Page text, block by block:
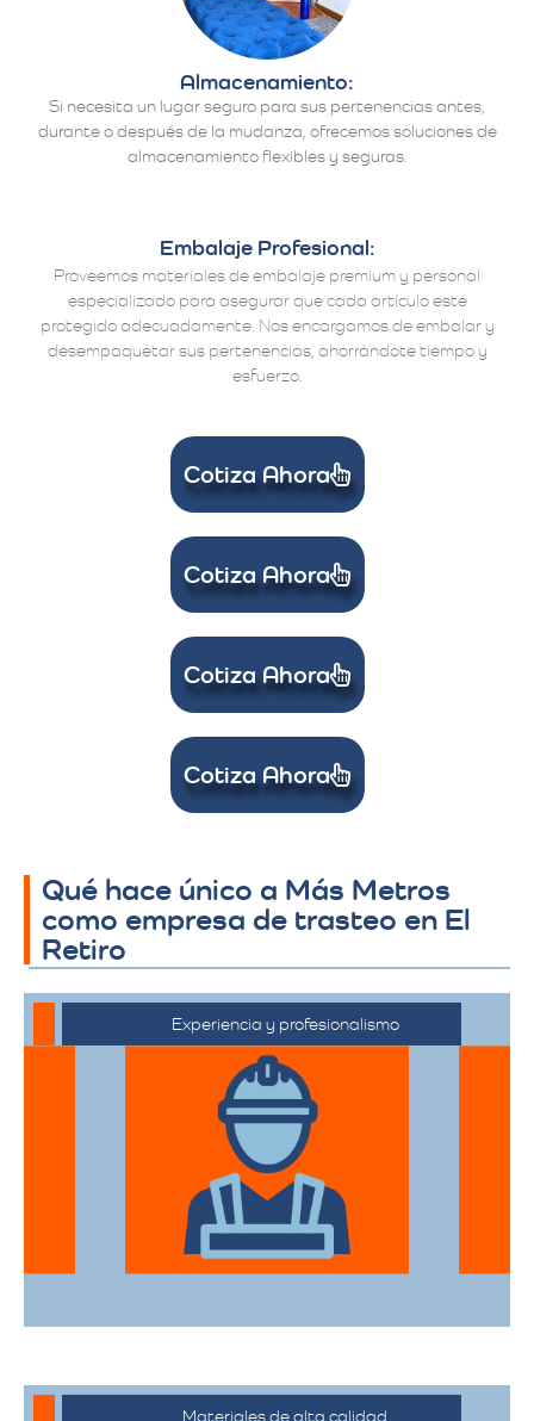
Almacenamiento:
Si necesita un lugar seguro para sus pertenencias antes,
durante o después de la mudanza, ofrecemos soluciones de
almacenamiento flexibles y seguras.
especializado para asegurar que cada artículo esté
protegido adecuadamente. Nos encargamos de embalar y
desempaquetar sus pertenencias, ahorrándote tiempo y
Cotiza Ahora
Cotiza Ahora
Cotiza Ahora
Cotiza Ahora
Qué hace único a Más Metros
como empresa de trasteo en El
Experiencia y profesionalismo
El equipo de expertos en mudanzas de
desde objetos delicados hasta muebles